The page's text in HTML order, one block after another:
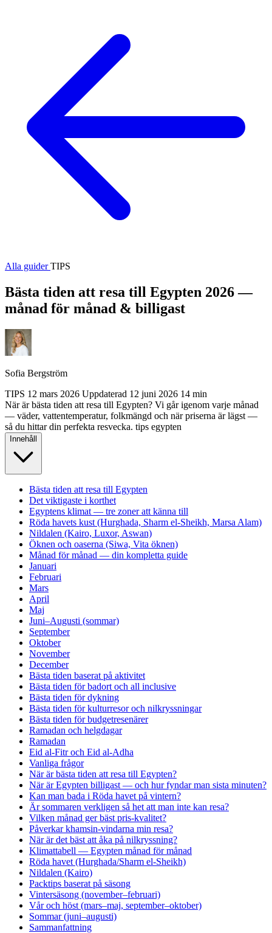
Alla guiderTIPS
Bästa tiden att resa till Egypten 2026 —
månad för månad & billigast
Sofia Bergström
TIPS 12 mars 2026 Uppdaterad 12 juni 2026 14 min
När är bästa tiden att resa till Egypten? Vi går igenom varje månad
— väder, vattentemperatur, folkmängd och när priserna är lägst —
så du hittar din perfekta resvecka. tips egypten
Innehåll
Bästa tiden att resa till Egypten
Det viktigaste i korthet
Egyptens klimat — tre zoner att känna till
Röda havets kust (Hurghada, Sharm el-Sheikh, Marsa Alam)
Nildalen (Kairo, Luxor, Aswan)
Öknen och oaserna (Siwa, Vita öknen)
Månad för månad — din kompletta guide
Januari
Februari
Mars
April
Maj
Juni–Augusti (sommar)
September
Oktober
November
December
Bästa tiden baserat på aktivitet
Bästa tiden för badort och all inclusive
Bästa tiden för dykning
Bästa tiden för kulturresor och nilkryssningar
Bästa tiden för budgetresenärer
Ramadan och helgdagar
Ramadan
Eid al-Fitr och Eid al-Adha
Vanliga frågor
När är bästa tiden att resa till Egypten?
När är Egypten billigast — och hur fyndar man sista minuten?
Kan man bada i Röda havet på vintern?
Är sommaren verkligen så het att man inte kan resa?
Vilken månad ger bäst pris-kvalitet?
Påverkar khamsin-vindarna min resa?
När är det bäst att åka på nilkryssning?
Klimattabell — Egypten månad för månad
Röda havet (Hurghada/Sharm el-Sheikh)
Nildalen (Kairo)
Packtips baserat på säsong
Vintersäsong (november–februari)
Vår och höst (mars–maj, september–oktober)
Sommar (juni–augusti)
Sammanfattning